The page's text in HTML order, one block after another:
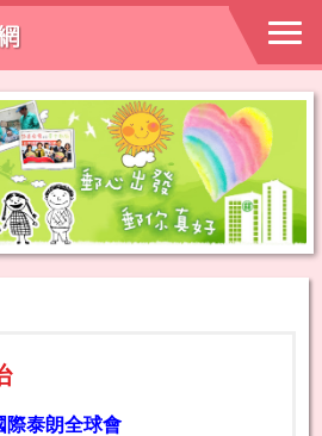
際泰朗全球會